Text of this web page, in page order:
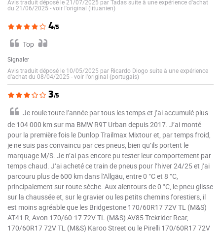
Avis traduit déposé le 21/07/2025 par Tadas suite à une expérience d'achat
du 21/06/2025 -voir l'original (lituanien)
4/5
Top
Signaler
Avis traduit déposé le 10/05/2025 par Ricardo Diogo suite à une expérience
d'achat du 08/04/2025 -voir l'original (portugais)
3/5
Je roule toute l’année par tous les temps et j’ai accumulé plus
de 104 000 km sur ma BMW R9T Urban depuis 2017. J’ai monté
pour la première fois le Dunlop Trailmax Mixtour et, par temps froid,
je ne suis pas convaincu par ces pneus, bien qu’ils portent le
marquage M/S. Je n’ai pas encore pu tester leur comportement par
temps chaud. J’ai acheté ce train de pneus pour l’hiver 24/25 et j’ai
parcouru plus de 600 km dans l’Allgäu, entre 0 °C et 8 °C,
principalement sur route sèche. Aux alentours de 0 °C, le pneu glisse
sur la chaussée et, sur le gravier ou les petits chemins forestiers, il
est moins agréable que les Bridgestone 170/60R17 72V TL (M&S)
AT41 R, Avon 170/60-17 72V TL (M&S) AV85 Trekrider Rear,
170/60R17 72V TL (M&S) Karoo Street ou le Pirelli 170/60R17 72V